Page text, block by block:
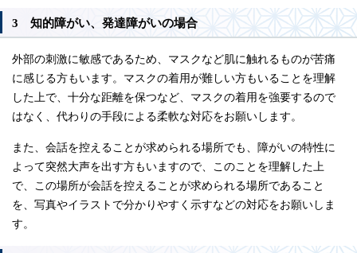
3 知的障がい、発達障がいの場合
外部の刺激に敏感であるため、マスクなど肌に触れるものが苦痛
に感じる方もいます。マスクの着用が難しい方もいることを理解
した上で、十分な距離を保つなど、マスクの着用を強要するので
はなく、代わりの手段による柔軟な対応をお願いします。
また、会話を控えることが求められる場所でも、障がいの特性に
よって突然大声を出す方もいますので、このことを理解した上
で、この場所が会話を控えることが求められる場所であること
を、写真やイラストで分かりやすく示すなどの対応をお願いしま
す。